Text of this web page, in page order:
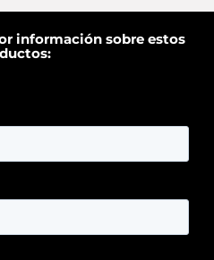
información sobre estos